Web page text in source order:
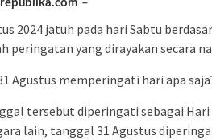
–
2024 jatuh pada hari Sabtu
peringatan yang dirayakan secara
Agustus memperingati hari apa
tersebut diperingati sebagai Hari
lain, tanggal 31 Agustus